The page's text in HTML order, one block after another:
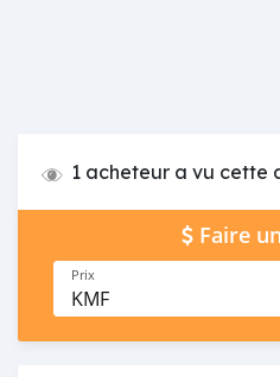
1 acheteur a vu cette
Faire
Prix
KMF